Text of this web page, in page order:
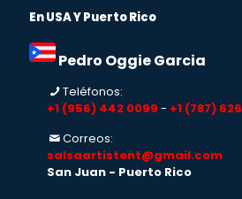
En USA Y Puerto Rico
Pedro Oggie Garcia
Teléfonos:
+1 (956) 442 0099 - +1 (787)
Correos:
salsaartistent@gmail.com
San Juan - Puerto Rico